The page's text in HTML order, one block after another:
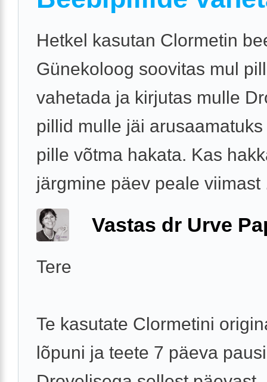
Hetkel kasutan Clormetin
Günekoloog soovitas mul
vahetada ja kirjutas mulle
pillid mulle jäi
pille võtma hakata. Kas
järgmine päev peale viimast
Vastas dr Urve
Tere
Te kasutate Clormetini
lõpuni ja teete 7 päeva